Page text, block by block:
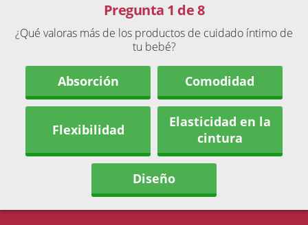
Pregunta 1 de 8
¿Qué valoras más de los productos de cuidado íntimo de
tu bebé?
Absorción Comodidad
Flexibilidad
Elasticidad en la
cintura
Diseño